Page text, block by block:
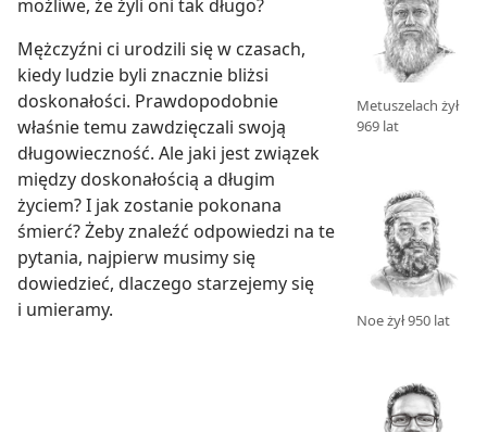
Metuszelach żył
969 lat
Noe żył 950 lat
możliwe, że żyli oni tak długo?
Mężczyźni ci urodzili się w czasach,
kiedy ludzie byli znacznie bliżsi
doskonałości. Prawdopodobnie
właśnie temu zawdzięczali swoją
długowieczność. Ale jaki jest związek
między doskonałością a długim
życiem? I jak zostanie pokonana
śmierć? Żeby znaleźć odpowiedzi na te
pytania, najpierw musimy się
dowiedzieć, dlaczego starzejemy się
i umieramy.